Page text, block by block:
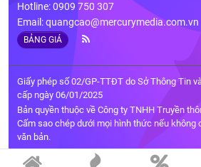
Hotline: 0909 750 307
Email:quangcao@mercurymedia.com.vn
BẢNG GIÁ
Giấy phép số 02/GP-TTĐT do Sở Thông Tin
cấp ngày 06/01/2025
Bản quyền thuộc về Công ty TNHH Truyền
Cấm sao chép dưới mọi hình thức nếu không
văn bản.